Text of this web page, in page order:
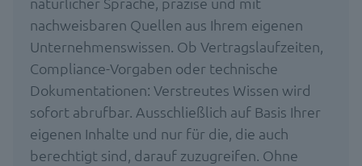
nachweisbaren Quellen aus Ihrem eigenen
Unternehmenswissen. Ob Vertragslaufzeiten,
Compliance-Vorgaben oder technische
Dokumentationen: Verstreutes Wissen wird
sofort abrufbar. Ausschließlich auf Basis Ihrer
eigenen Inhalte und nur für die, die auch
berechtigt sind, darauf zuzugreifen. Ohne